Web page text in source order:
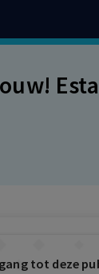
tot deze